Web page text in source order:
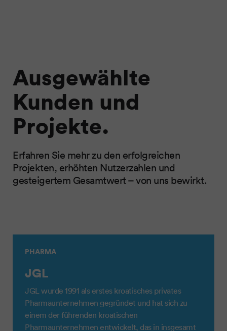
Ausgewählte
Kunden und
Projekte.
Erfahren Sie mehr zu den erfolgreichen
Projekten, erhöhten Nutzerzahlen und
gesteigertem Gesamtwert – von uns bewirkt.
PHARMA
JGL
JGL wurde 1991 als erstes kroatisches privates
Pharmaunternehmen gegründet und hat sich zu
einem der führenden kroatischen
Pharmaunternehmen entwickelt, das in insgesamt